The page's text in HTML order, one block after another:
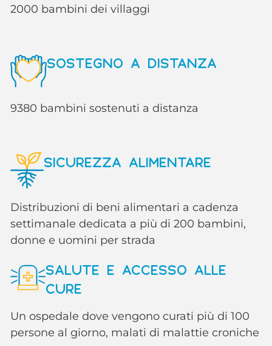
2000 bambini dei villaggi
SOSTEGNO A DISTANZA
9380 bambini sostenuti a distanza
SICUREZZA ALIMENTARE
Distribuzioni di beni alimentari a cadenza
settimanale dedicata a più di 200 bambini,
donne e uomini per strada
SALUTE E ACCESSO ALLE
CURE
Un ospedale dove vengono curati più di 100
persone al giorno, malati di malattie croniche